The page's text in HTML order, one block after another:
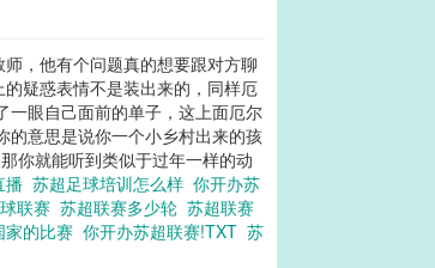
，他有个问题真的想要跟对方聊
疑惑表情不是装出来的，同样厄
一眼自己面前的单子，这上面厄尔
的意思是说你一个小乡村出来的孩
你就能听到类似于过年一样的动
播 苏超足球培训怎么样 你开办苏
联赛 苏超联赛多少轮 苏超联赛
家的比赛 你开办苏超联赛!TXT 苏